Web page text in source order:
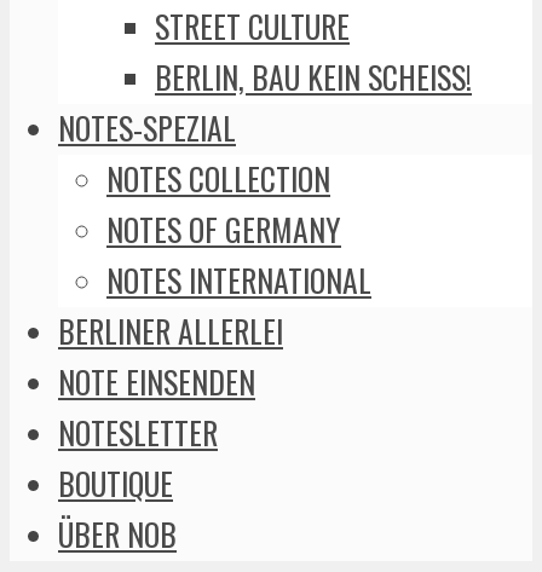
STREET CULTURE
BERLIN, BAU KEIN SCHEISS!
NOTES-SPEZIAL
NOTES COLLECTION
NOTES OF GERMANY
NOTES INTERNATIONAL
BERLINER ALLERLEI
NOTE EINSENDEN
NOTESLETTER
BOUTIQUE
ÜBER NOB